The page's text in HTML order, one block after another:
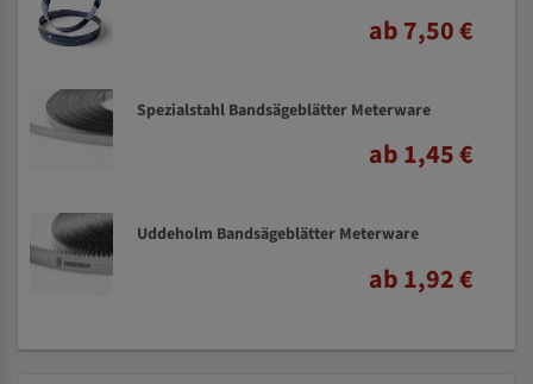
ab 7,50 €
Spezialstahl Bandsägeblätter Meterware
ab 1,45 €
Uddeholm Bandsägeblätter Meterware
ab 1,92 €